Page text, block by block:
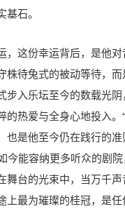
石。
，这份幸运背后，是他
株待兔式的被动等待，
步入乐坛至今的数载光
的热爱与全身心地投入
也是他至今仍在践行的
今能容纳更多听众的剧
舞台的光束中，当万千
最为璀璨的桂冠，是任